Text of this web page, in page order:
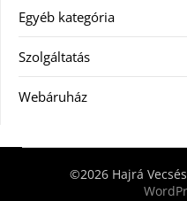
Egyéb kategória
Szolgáltatás
Webáruház
©2026 Hajrá Vecsés